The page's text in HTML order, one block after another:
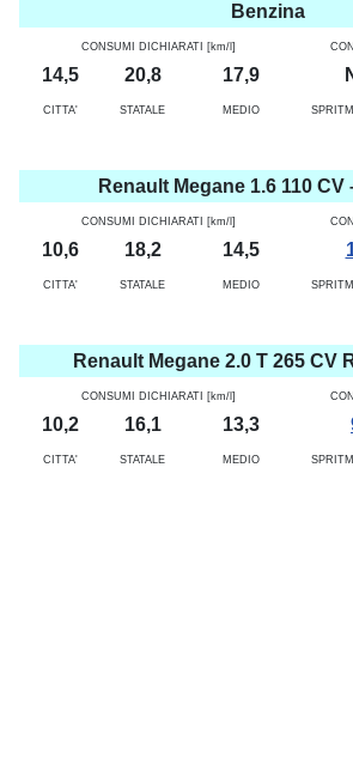
Benzina
CONSUMI DICHIARATI [km/l]
14,5 20,8 17,9
CITTA' STATALE MEDIO
Renault Megane 1.6 110 CV
CONSUMI DICHIARATI [km/l]
10,6 18,2 14,5
CITTA' STATALE MEDIO
Renault Megane 2.0 T 265 CV
CONSUMI DICHIARATI [km/l]
10,2 16,1 13,3
CITTA' STATALE MEDIO